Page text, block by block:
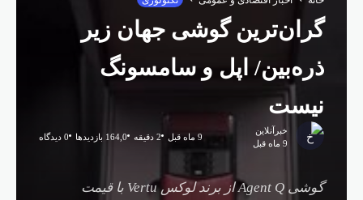
گران‌ترین گوشی جهان زیر
ذره‌بین/ اپل و سامسونگ
نیست
خبرآنلاین
9 ماه قبل
9 ماه قبل 2 دقیقه 164,0 بازدیدها 0 دیدگاه
گوشی Agent Q از برند لوکس Vertu با قیمت